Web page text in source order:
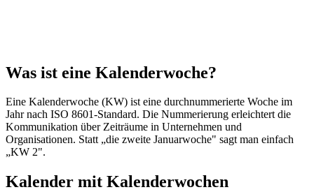
Was ist eine Kalenderwoche?
Eine Kalenderwoche (KW) ist eine durchnummerierte Woche im
Jahr nach ISO 8601-Standard. Die Nummerierung erleichtert die
Kommunikation über Zeiträume in Unternehmen und
Organisationen. Statt „die zweite Januarwoche" sagt man einfach
„KW 2".
Kalender mit Kalenderwochen